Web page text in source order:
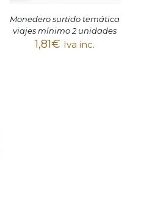
Monedero surtido temática
viajes mínimo 2 unidades
1,81€ Iva inc.